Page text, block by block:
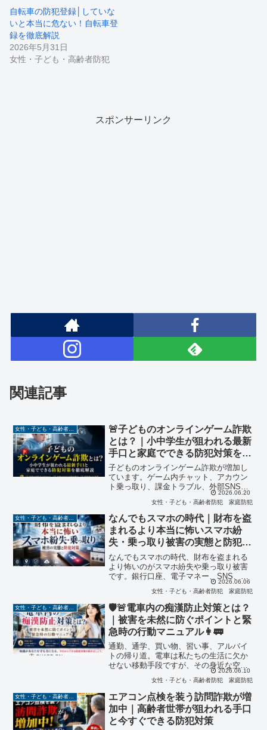
自転車の防犯登録│していな
いと本当に危ない！自転車登
録を徹底解説
2026年5月31日
女性・子ども・高齢者防犯
スポンサーリンク
関連記事
🚨子どものオンラインゲーム詐欺
とは？｜小中学生が狙われる最新
手口と家庭でできる防犯対策を徹
底解説
子どものオンラインゲーム詐欺が増加し
ています。ゲーム内チャット、アカウン
ト乗っ取り、課金トラブル、外部SNSへ
の誘導など、小中学生が狙われる最新手
口を詳しく解説。家庭でできる防犯対策
や親子で決めたいルール、被害に遭った
際の対応方法まで、保護者が知っておき
たいポイントを徹底解説します。
2026.06.20
女性・子ども・高齢者防犯
家庭防犯
女性・子ども・高齢者防犯
なんでもスマホの時代｜財布を盗
まれるより本当に怖いスマホ紛
失・乗っ取り被害の実態と防犯対
策
なんでもスマホの時代、財布を盗まれる
より怖いのがスマホ紛失や乗っ取り被害
です。銀行口座、電子マネー、SNS、メ
ール、家族写真、住所情報まで一台に集
約される現代社会だからこそ、防犯対策
は必須です。実際の被害事例をもとに、
家庭で今すぐできるスマホ防犯対策や家
族を守るための備えを詳しく解説しま
す。
2026.06.06
女性・子ども・高齢者防犯
家庭防犯
🛡️🚨電車内の痴漢防止対策とは？
｜被害を未然に防ぐポイントと緊
急時の行動マニュアル👩🚃
通勤、通学、買い物、習い事、アルバイ
トの帰り道。電車は私たちの生活に欠か
せない移動手段ですが、その身近な空間
で痴漢被害は今も起きています。怖いの
は、被害が「特別に危険な場所」だけで
起きるわけではないことです。いつもの
駅、いつもの車両、いつも...
2026.06.10
女性・子ども・高齢者防犯
家庭防犯
エアコン点検を装う訪問詐欺が増
加中｜高齢者世帯が狙われる手口
と今すぐできる防犯対策